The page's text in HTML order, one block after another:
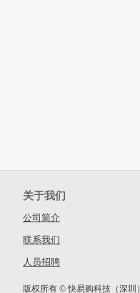
关于我们
公司简介
联系我们
人员招聘
版权所有 © 快易购科技（深圳